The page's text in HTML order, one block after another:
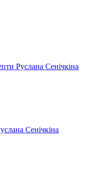
Руслана Сенічкіна
Сенічкіна